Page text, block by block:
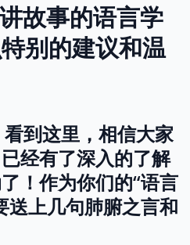
故事的语言学
别的建议和温
到这里，相信大家
经有了深入的了解
！作为你们的“语言
送上几句肺腑之言和